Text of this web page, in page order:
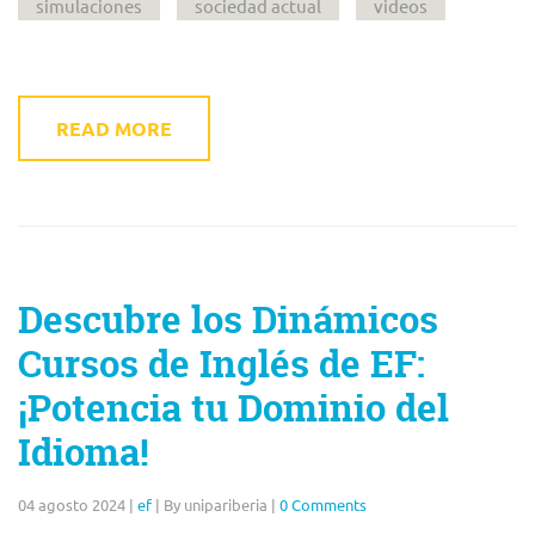
simulaciones
sociedad actual videos
READ MORE
Descubre los Dinámicos
Cursos de Inglés de EF:
¡Potencia tu Dominio del
Idioma!
04 agosto 2024 | ef | By unipariberia | 0 Comments